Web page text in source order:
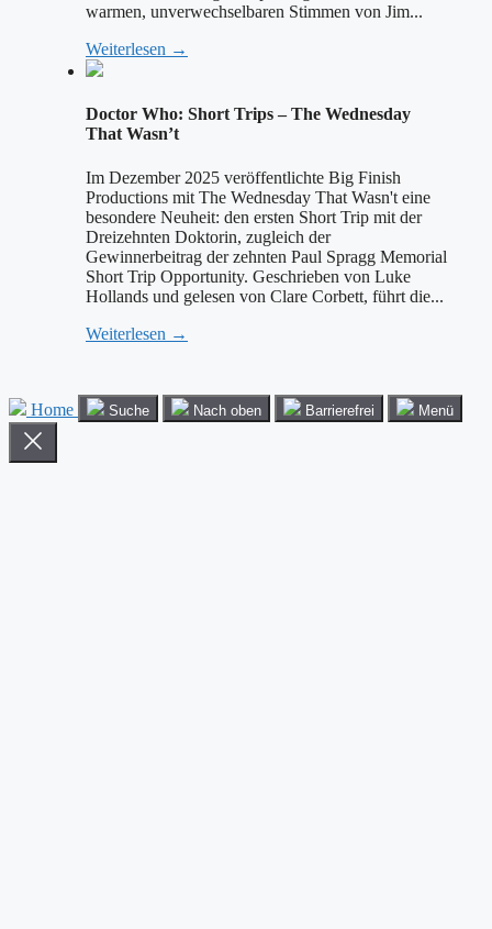
warmen, unverwechselbaren Stimmen von Jim...
Weiterlesen →
Doctor Who: Short Trips – The Wednesday
That Wasn’t
Im Dezember 2025 veröffentlichte Big Finish
Productions mit The Wednesday That Wasn't eine
besondere Neuheit: den ersten Short Trip mit der
Dreizehnten Doktorin, zugleich der
Gewinnerbeitrag der zehnten Paul Spragg Memorial
Short Trip Opportunity. Geschrieben von Luke
Hollands und gelesen von Clare Corbett, führt die...
Weiterlesen →
Home Suche Nach oben Barrierefrei Menü